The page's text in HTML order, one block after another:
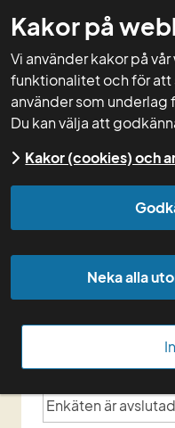
Kakor på
Vi använder kakor på
funktionalitet och för att
använder som
Du kan välja att
Kakor (cookies) och
Neka alla
Enkäten är